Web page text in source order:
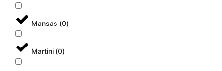
Mansas (0)
Martini (0)